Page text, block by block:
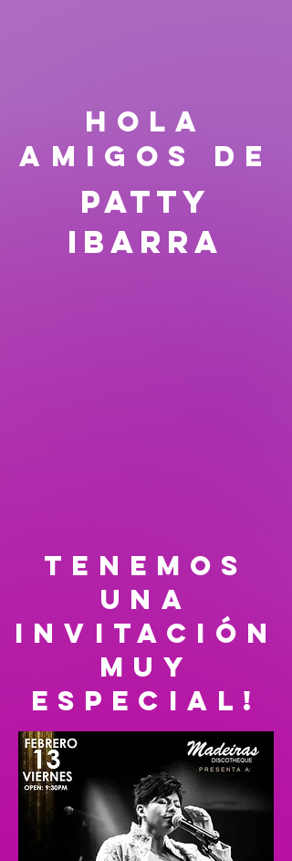
HOLA
AMIGOS DE
Patty
Ibarra
tenemos
una
invitación
muy
especial!